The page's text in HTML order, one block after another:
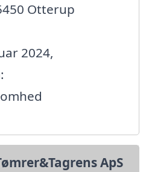
Otterup
2024,
ApS